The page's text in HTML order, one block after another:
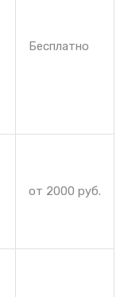
Бесплатно
от 2000 руб.